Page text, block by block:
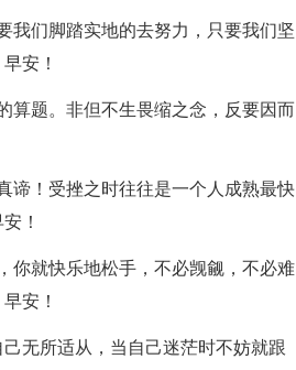
我们脚踏实地的去努力，只要我们坚
安！
算题。非但不生畏缩之念，反要因而
谛！受挫之时往往是一个人成熟最快
！
你就快乐地松手，不必觊觎，不必难
安！
无所适从，当自己迷茫时不妨就跟